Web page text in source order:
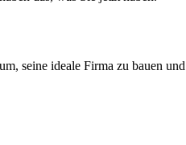
seine ideale Firma zu bauen